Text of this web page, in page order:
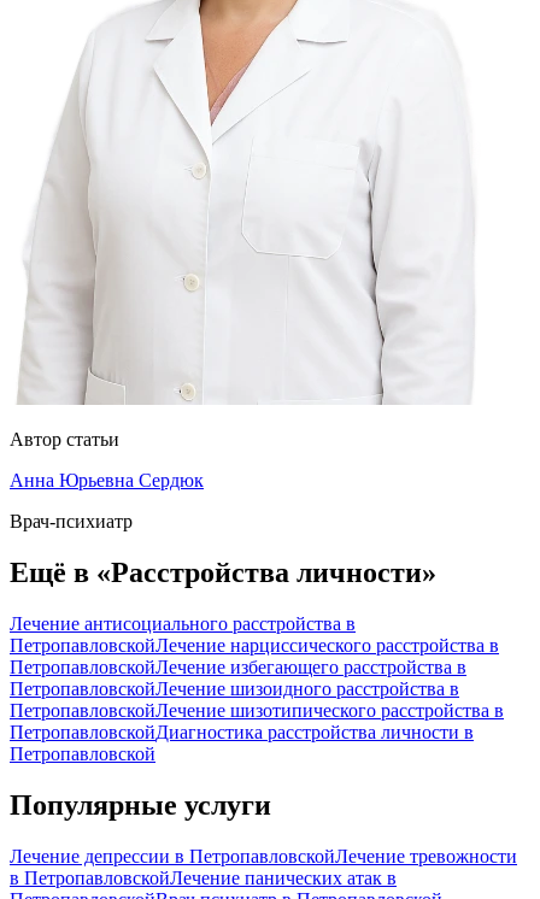
Автор статьи
Анна Юрьевна Сердюк
Врач-психиатр
Ещё в «Расстройства личности»
Лечение антисоциального расстройства в
ПетропавловскойЛечение нарциссического расстройства в
ПетропавловскойЛечение избегающего расстройства в
ПетропавловскойЛечение шизоидного расстройства в
ПетропавловскойЛечение шизотипического расстройства в
ПетропавловскойДиагностика расстройства личности в
Петропавловской
Популярные услуги
Лечение депрессии в ПетропавловскойЛечение тревожности
в ПетропавловскойЛечение панических атак в